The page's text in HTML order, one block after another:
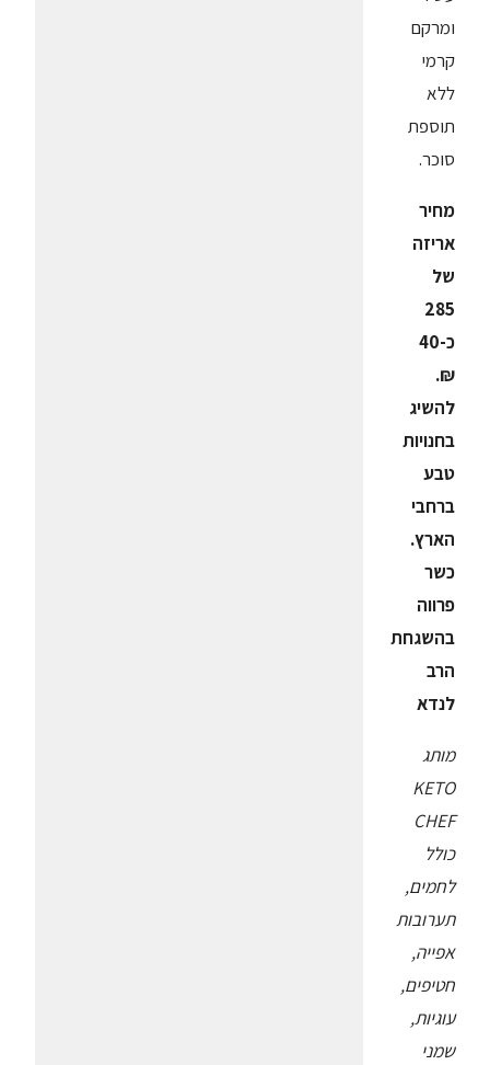
ומרקם
קרמי
ללא
תוספת
סוכר.
מחיר
אריזה
של
285
כ-40
₪.
להשיג
בחנויות
טבע
ברחבי
הארץ.
כשר
פרווה
בהשגחת
הרב
לנדא
מותג
KETO
CHEF
כולל
לחמים,
תערובות
אפייה,
חטיפים,
עוגיות,
שמני